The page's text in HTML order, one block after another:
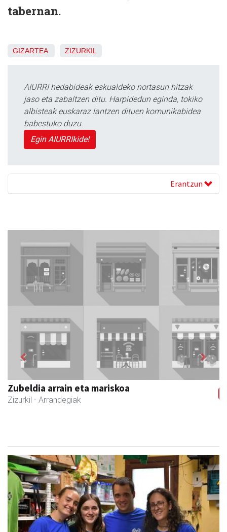
tabernan.
GIZARTEA ZIZURKIL
AIURRI hedabideak eskualdeko nortasun hitzak
jaso eta zabaltzen ditu. Harpidedun eginda, tokiko
albisteak euskaraz lantzen dituen komunikabidea
babestuko duzu.
Egin AIURRIkide!
Erantzun
Zubimusu Ikastola
Zizurkil - Hezkuntza
Previous Next